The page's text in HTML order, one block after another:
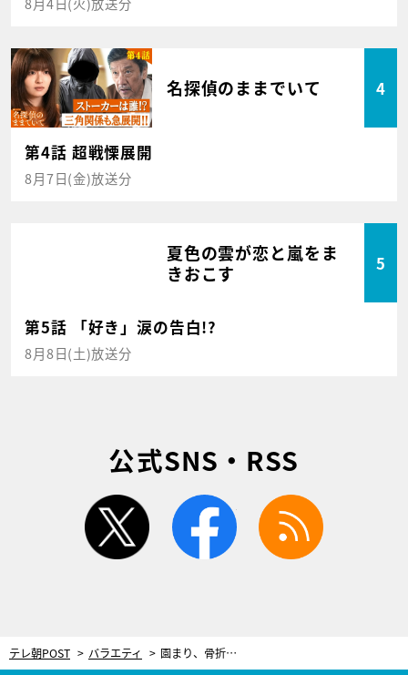
名探偵のままでいて 4
第4話 超戦慄展開
8月7日(金)放送分
夏色の雲が恋と嵐をま
きおこす
5
第5話 「好き」涙の告白!?
8月8日(土)放送分
公式SNS・RSS
twitter facebook
テレ朝POST バラエティ 園まり、骨折により車イスで歌った“三人娘”コンサート。中尾ミエ、伊東ゆかりに感謝の涙